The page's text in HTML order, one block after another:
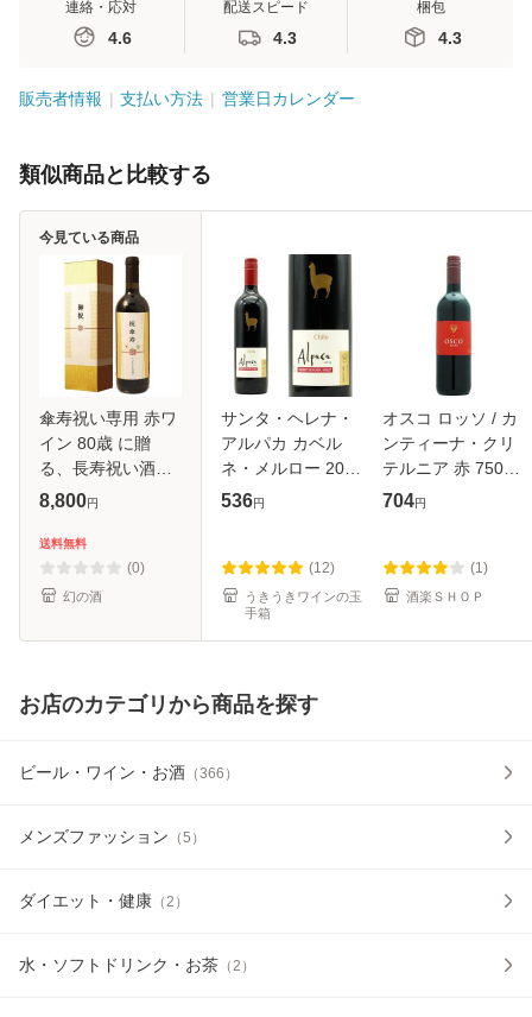
連絡・応対
4.6
配送スピード
4.3
梱包
4.3
販売者情報 支払い方法 営業日カレンダー
類似商品と比較する
傘寿祝い専用 赤ワ
イン 80歳 に贈
る、長寿祝い酒！
750ml ギフト プレ
品 贈答品 男性 女
性 祖父 祖母 高級
父 母 おじ
8,800円
送料無料
(0)
幻の酒
今見ている商品
サンタ・ヘレナ・
アルパカ カベル
ネ・メルロー 2025
年 （赤ワイン・チ
536円
(12)
うきうきワインの玉
手箱
オスコ ロッソ / カ
ンティーナ・クリ
テルニア 赤 750ml
イタリア モリーゼ
プレゼント
704円
(1)
酒楽ＳＨＯＰ
お店のカテゴリから商品を探す
ビール・ワイン・お酒 （366 ）
メンズファッション （5 ）
ダイエット・健康 （2 ）
水・ソフトドリンク・お茶 （2 ）